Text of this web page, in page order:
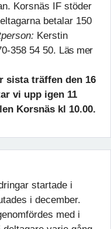
Korsnäs IF stöder
betalar 150
Kerstin
358 54 50. Läs mer
sista träffen den 16
vi upp igen 11
Korsnäs kl 10.00.
startade i
i december.
med i